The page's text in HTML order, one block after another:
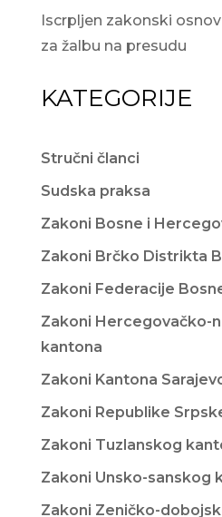
Iscrpljen zakonski
za žalbu na presudu
KATEGORIJE
Stručni članci
Sudska praksa
Zakoni Bosne i
Zakoni Brčko Distrikta
Zakoni Federacije
Zakoni Hercegovačko-
kantona
Zakoni Kantona
Zakoni Republike
Zakoni Tuzlanskog
Zakoni Unsko-sanskog
Zakoni Zeničko-